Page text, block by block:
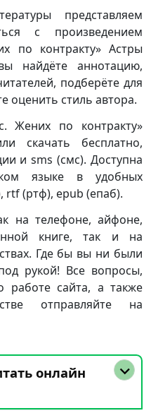
представляем
с произведением
по контракту» Астры
найдёте аннотацию,
подберёте для
оценить стиль автора.
Жених по контракту»
скачать бесплатно,
и sms (смс). Доступна
языке в удобных
rtf (ртф), epub (епаб).
на телефоне, айфоне,
книге, так и на
Где бы вы ни были
рукой! Все вопросы,
сайта, а также
отправляйте на
онлайн